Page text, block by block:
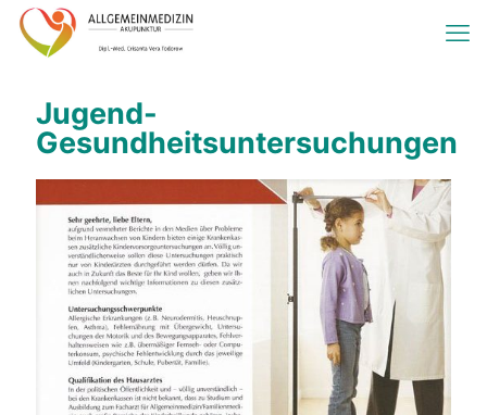
Jugend-
Gesundheitsuntersuchungen